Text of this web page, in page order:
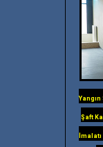
Yangın
Şaft